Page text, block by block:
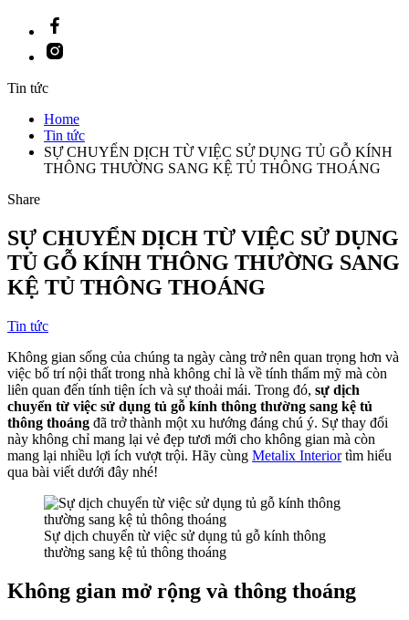
Tin tức
Home
Tin tức
SỰ CHUYỂN DỊCH TỪ VIỆC SỬ DỤNG TỦ GỖ KÍNH
THÔNG THƯỜNG SANG KỆ TỦ THÔNG THOÁNG
Share
SỰ CHUYỂN DỊCH TỪ VIỆC SỬ DỤNG
TỦ GỖ KÍNH THÔNG THƯỜNG SANG
KỆ TỦ THÔNG THOÁNG
Tin tức
Không gian sống của chúng ta ngày càng trở nên quan trọng hơn và
việc bố trí nội thất trong nhà không chỉ là về tính thẩm mỹ mà còn
liên quan đến tính tiện ích và sự thoải mái. Trong đó, sự dịch
chuyển từ việc sử dụng tủ gỗ kính thông thường sang kệ tủ
thông thoáng đã trở thành một xu hướng đáng chú ý. Sự thay đổi
này không chỉ mang lại vẻ đẹp tươi mới cho không gian mà còn
mang lại nhiều lợi ích vượt trội. Hãy cùng Metalix Interiortìm hiểu
qua bài viết dưới đây nhé!
Sự dịch chuyển từ việc sử dụng tủ gỗ kính thông
thường sang kệ tủ thông thoáng
Không gian mở rộng và thông thoáng